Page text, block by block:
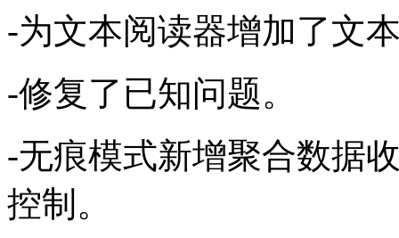
-为文本阅读器增加了文
-修复了已知问题。
-无痕模式新增聚合数据
控制。